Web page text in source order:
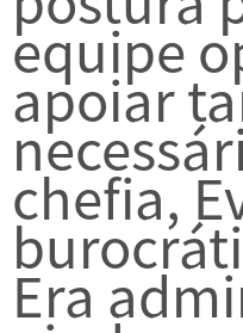
equipe
apoiar
chefia,
Era